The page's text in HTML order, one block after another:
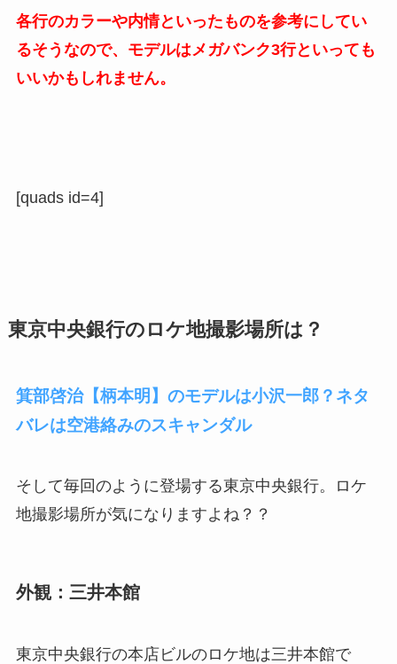
各行のカラーや内情といったものを参考にしてい
るそうなので、モデルはメガバンク3行といっても
いいかもしれません。
[quads id=4]
東京中央銀行のロケ地撮影場所は？
箕部啓治【柄本明】のモデルは小沢一郎？ネタ
バレは空港絡みのスキャンダル
そして毎回のように登場する東京中央銀行。ロケ
地撮影場所が気になりますよね？？
外観：三井本館
東京中央銀行の本店ビルのロケ地は三井本館で